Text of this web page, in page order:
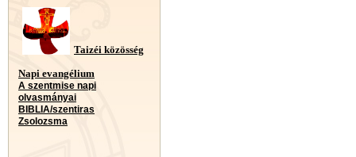
Taizéi közösség
Napi evangélium
A szentmise napi
olvasmányai
BIBLIA/szentiras
Zsolozsma